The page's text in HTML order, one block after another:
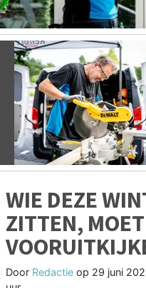
Vorige
WIE DEZE
ZITTEN,
Door Redactie op 29 juni